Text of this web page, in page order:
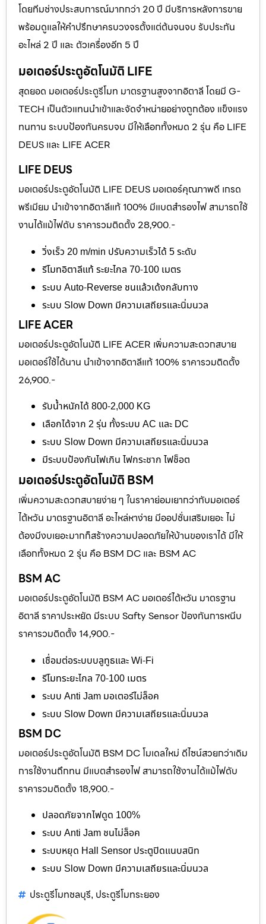
โดยทีมช่างประสบการณ์มากกว่า 20 ปี มีบริการหลังการขาย
พร้อมดูแลให้คำปรึกษาครบวงจรตั้งแต่ต้นจนจบ รับประกัน
อะไหล่ 2 ปี และ ตัวเครื่องอีก 5 ปี
มอเตอร์ประตูอัตโนมัติ LIFE
สุดยอด มอเตอร์ประตูรีโมท มาตรฐานสูงจากอิตาลี โดยมี G-
TECH เป็นตัวแทนนำเข้าและจัดจำหน่ายอย่างถูกต้อง แข็งแรง
ทนทาน ระบบป้องกันครบจบ มีให้เลือกทั้งหมด 2 รุ่น คือ LIFE
DEUS และ LIFE ACER
LIFE DEUS
มอเตอร์ประตูอัตโนมัติ LIFE DEUS มอเตอร์คุณภาพดี เกรด
พรีเมียม นำเข้าจากอิตาลีแท้ 100% มีแบตสำรองไฟ สามารถใช้
งานได้แม้ไฟดับ ราคารวมติดตั้ง 28,900.-
วิ่งเร็ว 20 m/min ปรับความเร็วได้ 5 ระดับ
รีโมทอิตาลีแท้ ระยะไกล 70-100 เมตร
ระบบ Auto-Reverse ชนแล้วเด้งกลับทาง
ระบบ Slow Down มีความเสถียรและนิ่มนวล
LIFE ACER
มอเตอร์ประตูอัตโนมัติ LIFE ACER เพิ่มความสะดวกสบาย
มอเตอร์ใช้ได้นาน นำเข้าจากอิตาลีแท้ 100% ราคารวมติดตั้ง
26,900.-
รับน้ำหนักได้ 800-2,000 KG
เลือกได้จาก 2 รุ่น ทั้งระบบ AC และ DC
ระบบ Slow Down มีความเสถียรและนิ่มนวล
มีระบบป้องกันไฟเกิน ไฟกระชาก ไฟช็อต
มอเตอร์ประตูอัตโนมัติ BSM
เพิ่มความสะดวกสบายง่าย ๆ ในราคาย่อมเยากว่ากับมอเตอร์
ไต้หวัน มาตรฐานอิตาลี อะไหล่หาง่าย มีออปชั่นเสริมเยอะ ไม่
ต้องมีงบเยอะมากก็สร้างความปลอดภัยให้บ้านของเราได้ มีให้
เลือกทั้งหมด 2 รุ่น คือ BSM DC และ BSM AC
BSM AC
มอเตอร์ประตูอัตโนมัติ BSM AC มอเตอร์ไต้หวัน มาตรฐาน
อิตาลี ราคาประหยัด มีระบบ Safty Sensor ป้องกันการหนีบ
ราคารวมติดตั้ง 14,900.-
เชื่อมต่อระบบบลูทูธและ Wi-Fi
รีโมทระยะไกล 70-100 เมตร
ระบบ Anti Jam มอเตอร์ไม่ล็อค
ระบบ Slow Down มีความเสถียรและนิ่มนวล
BSM DC
มอเตอร์ประตูอัตโนมัติ BSM DC โมเดลใหม่ ดีไซน์สวยกว่าเดิม
การใช้งานถึกทน มีแบตสำรองไฟ สามารถใช้งานได้แม้ไฟดับ
ราคารวมติดตั้ง 18,900.-
ปลอดภัยจากไฟดูด 100%
ระบบ Anti Jam ชนไม่ล็อค
ระบบหยุด Hall Sensor ประตูปิดแนบสนิท
ระบบ Slow Down มีความเสถียรและนิ่มนวล
ประตูรีโมทชลบุรี, ประตูรีโมทระยอง